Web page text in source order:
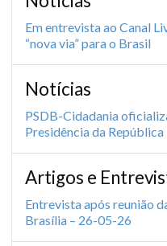
Em entrevista ao Canal
“nova via” para o Brasil
Notícias
PSDB-Cidadania
Presidência da República
Artigos e
Entrevista após reunião
Brasília – 26-05-26